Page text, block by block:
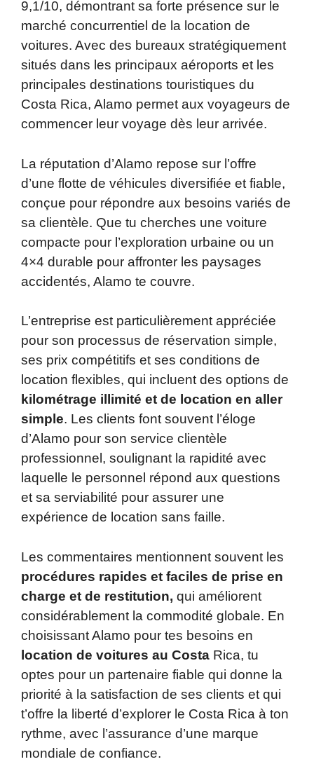
9,1/10, démontrant sa forte présence sur le
marché concurrentiel de la location de
voitures. Avec des bureaux stratégiquement
situés dans les principaux aéroports et les
principales destinations touristiques du
Costa Rica, Alamo permet aux voyageurs de
commencer leur voyage dès leur arrivée.
La réputation d’Alamo repose sur l’offre
d’une flotte de véhicules diversifiée et fiable,
conçue pour répondre aux besoins variés de
sa clientèle. Que tu cherches une voiture
compacte pour l’exploration urbaine ou un
4×4 durable pour affronter les paysages
accidentés, Alamo te couvre.
L’entreprise est particulièrement appréciée
pour son processus de réservation simple,
ses prix compétitifs et ses conditions de
location flexibles, qui incluent des options de
kilométrage illimité et de location en aller
simple. Les clients font souvent l’éloge
d’Alamo pour son service clientèle
professionnel, soulignant la rapidité avec
laquelle le personnel répond aux questions
et sa serviabilité pour assurer une
expérience de location sans faille.
Les commentaires mentionnent souvent les
procédures rapides et faciles de prise en
charge et de restitution, qui améliorent
considérablement la commodité globale. En
choisissant Alamo pour tes besoins en
location de voitures au Costa Rica, tu
optes pour un partenaire fiable qui donne la
priorité à la satisfaction de ses clients et qui
t’offre la liberté d’explorer le Costa Rica à ton
rythme, avec l’assurance d’une marque
mondiale de confiance.